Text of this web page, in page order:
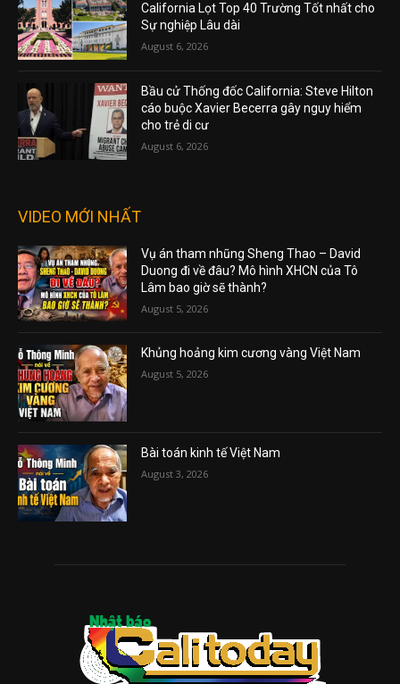
California Lọt Top 40 Trường Tốt nhất cho
Sự nghiệp Lâu dài
August 6, 2026
Bầu cử Thống đốc California: Steve Hilton
cáo buộc Xavier Becerra gây nguy hiểm
cho trẻ di cư
August 6, 2026
VIDEO MỚI NHẤT
Vụ án tham nhũng Sheng Thao – David
Duong đi về đâu? Mô hình XHCN của Tô
Lâm bao giờ sẽ thành?
August 5, 2026
Khủng hoảng kim cương vàng Việt Nam
August 5, 2026
Bài toán kinh tế Việt Nam
August 3, 2026